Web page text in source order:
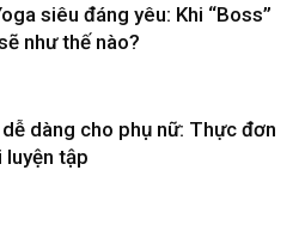
siêu đáng yêu: Khi “Boss”
như thế nào?
dàng cho phụ nữ: Thực đơn
luyện tập